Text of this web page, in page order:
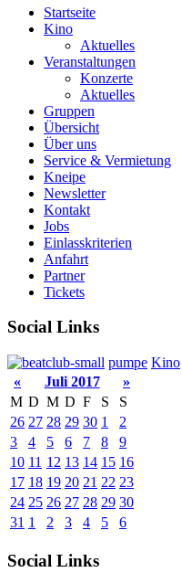
Startseite
Kino
Aktuelles
Veranstaltungen
Konzerte
Aktuelles
Gruppen
Übersicht
Über uns
Service & Vermietung
Kneipe
Newsletter
Kontakt
Jobs
Einlasskriterien
Anfahrt
Partner
Tickets
Social Links
pumpe Kino
«
Juli 2017
»
M D M D F S
S
26 27 28 29 30 1
2
3
4 5 6 7 8
9
10 11 12 13 14 15 16
17 18 19 20 21 22 23
24 25 26 27 28 29 30
31 1 2 3 4 5 6
Social Links